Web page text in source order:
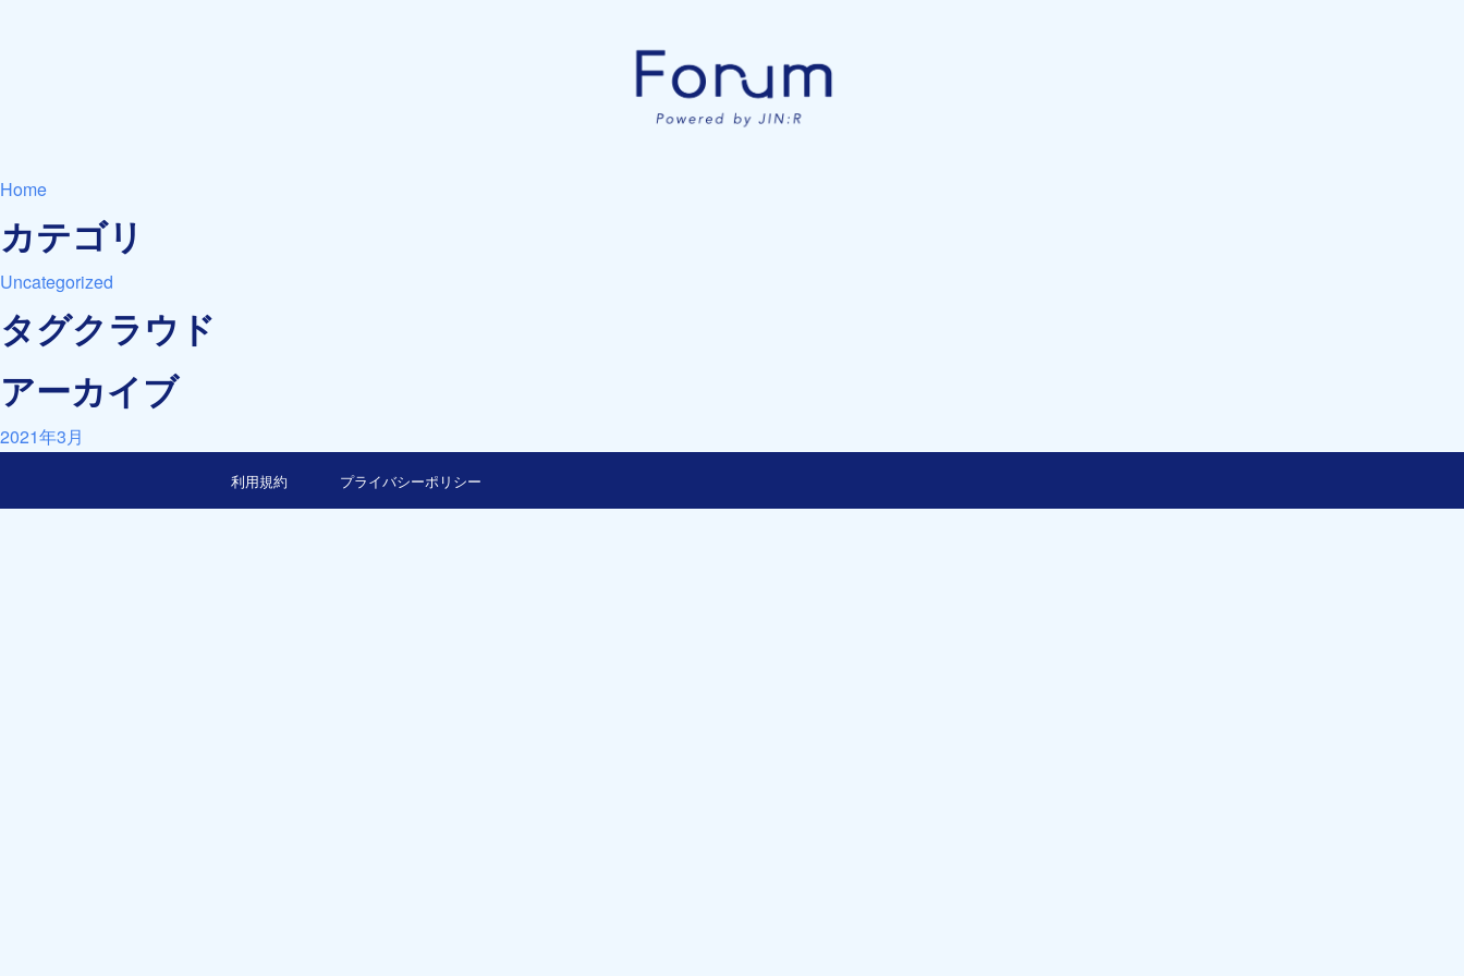
Home
カテゴリ
Uncategorized
タグクラウド
アーカイブ
2021年3月
利用規約 プライバシーポリシー